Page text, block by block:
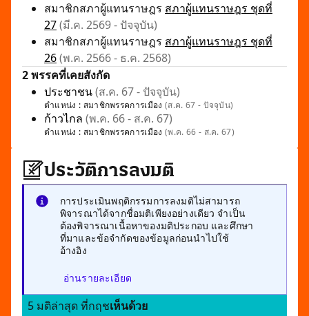
สมาชิกสภาผู้แทนราษฎร สภาผู้แทนราษฎร ชุดที่
27(มี.ค. 2569 - ปัจจุบัน)
สมาชิกสภาผู้แทนราษฎร สภาผู้แทนราษฎร ชุดที่
26(พ.ค. 2566 - ธ.ค. 2568)
2 พรรคที่เคยสังกัด
ประชาชน(ส.ค. 67 - ปัจจุบัน)
ตำแหน่ง : สมาชิกพรรคการเมือง(ส.ค. 67 - ปัจจุบัน)
ก้าวไกล (พ.ค. 66 - ส.ค. 67)
ตำแหน่ง : สมาชิกพรรคการเมือง(พ.ค. 66 - ส.ค. 67)
ประวัติการลงมติ
การประเมินพฤติกรรมการลงมติไม่สามารถ
พิจารณาได้จากชื่อมติเพียงอย่างเดียว จำเป็น
ต้องพิจารณาเนื้อหาของมติประกอบ และศึกษา
ที่มาและข้อจำกัดของข้อมูลก่อนนำไปใช้
อ้างอิง
อ่านรายละเอียด
5 มติล่าสุด ที่กฤชเห็นด้วย